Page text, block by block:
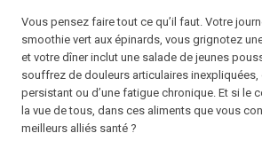
Vous pensez faire tout ce qu’il faut. Votre
smoothie vert aux épinards, vous grignotez
et votre dîner inclut une salade de jeunes
souffrez de douleurs articulaires inexpliquées,
persistant ou d’une fatigue chronique. Et si le
la vue de tous, dans ces aliments que vous
meilleurs alliés santé ?